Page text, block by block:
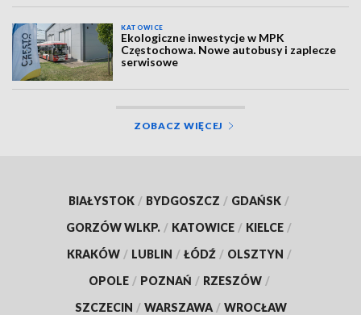
KATOWICE
Ekologiczne inwestycje w MPK
Częstochowa. Nowe autobusy i zaplecze
serwisowe
ZOBACZ WIĘCEJ
BIAŁYSTOK / BYDGOSZCZ / GDAŃSK /
GORZÓW WLKP. / KATOWICE / KIELCE /
KRAKÓW / LUBLIN / ŁÓDŹ / OLSZTYN /
OPOLE / POZNAŃ / RZESZÓW /
SZCZECIN / WARSZAWA / WROCŁAW